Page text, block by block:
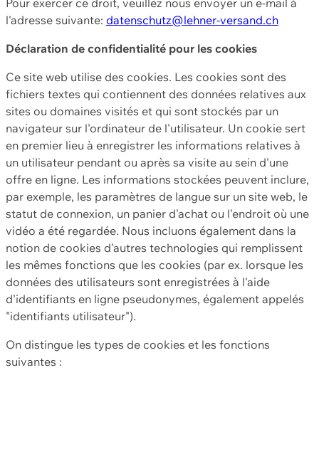
l'adresse suivante: datenschutz@lehner-versand.ch
Déclaration de confidentialité pour les cookies
Ce site web utilise des cookies. Les cookies sont des
fichiers textes qui contiennent des données relatives aux
sites ou domaines visités et qui sont stockés par un
navigateur sur l'ordinateur de l'utilisateur. Un cookie sert
en premier lieu à enregistrer les informations relatives à
un utilisateur pendant ou après sa visite au sein d'une
offre en ligne. Les informations stockées peuvent inclure,
par exemple, les paramètres de langue sur un site web, le
statut de connexion, un panier d'achat ou l'endroit où une
vidéo a été regardée. Nous incluons également dans la
notion de cookies d'autres technologies qui remplissent
les mêmes fonctions que les cookies (par ex. lorsque les
données des utilisateurs sont enregistrées à l'aide
d'identifiants en ligne pseudonymes, également appelés
"identifiants utilisateur").
On distingue les types de cookies et les fonctions
suivantes :